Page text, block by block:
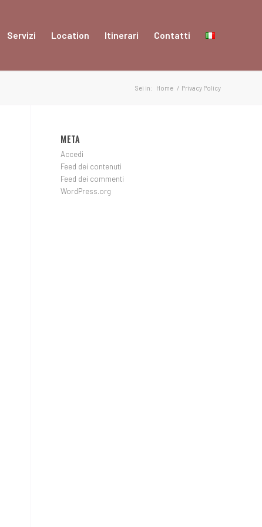
Servizi Location Itinerari Contatti
Sei in: Home / Privacy Policy
META
Accedi
Feed dei contenuti
Feed dei commenti
WordPress.org